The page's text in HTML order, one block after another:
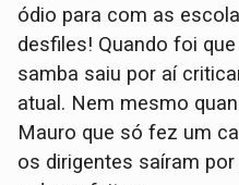
ódio para com as
desfiles! Quando foi
samba saiu por aí
atual. Nem mesmo
Mauro que só fez um
os dirigentes saíram